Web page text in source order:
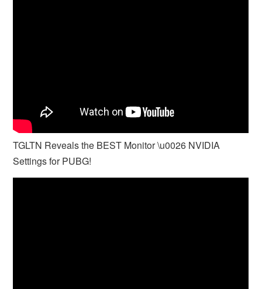
TGLTN Reveals the BEST Monitor \u0026 NVIDIA
Settings for PUBG!